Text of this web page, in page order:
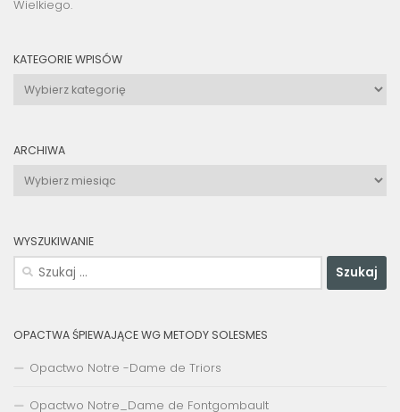
Wielkiego.
KATEGORIE WPISÓW
Kategorie
wpisów
ARCHIWA
Archiwa
WYSZUKIWANIE
Szukaj:
OPACTWA ŚPIEWAJĄCE WG METODY SOLESMES
Opactwo Notre -Dame de Triors
Opactwo Notre_Dame de Fontgombault